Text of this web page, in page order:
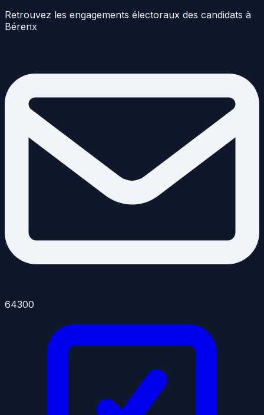
Retrouvez les engagements électoraux des candidats à
Bérenx
64300